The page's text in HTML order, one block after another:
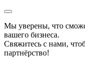
Мы уверены, что
вашего бизнеса.
Свяжитесь с нами,
партнёрство!